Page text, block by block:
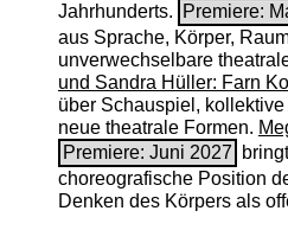
Jahrhunderts.
Premiere:
aus Sprache, Körper,
unverwechselbare
und Sandra Hüller: Farn
über Schauspiel,
neue theatrale Formen.
Premiere: Juni 2027
choreografische Position
Denken des Körpers als